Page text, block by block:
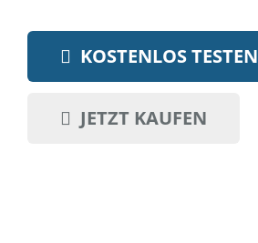
KOSTENLOS TESTEN
JETZT KAUFEN